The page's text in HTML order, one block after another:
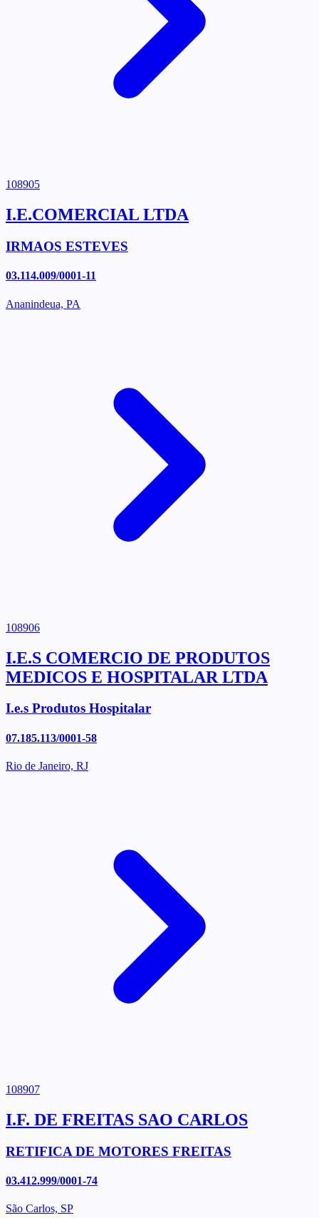
108905
I.E.COMERCIAL LTDA
IRMAOS ESTEVES
03.114.009/0001-11
Ananindeua, PA
108906
I.E.S COMERCIO DE PRODUTOS
MEDICOS E HOSPITALAR LTDA
I.e.s Produtos Hospitalar
07.185.113/0001-58
Rio de Janeiro, RJ
108907
I.F. DE FREITAS SAO CARLOS
RETIFICA DE MOTORES FREITAS
03.412.999/0001-74
São Carlos, SP